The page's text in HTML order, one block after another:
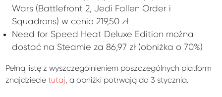
Wars (Battlefront 2, Jedi Fallen Order i
Squadrons) w cenie 219,50 zł
Need for Speed Heat Deluxe Edition można
dostać na Steamie za 86,97 zł (obniżka o 70%)
Pełną listę z wyszczególnieniem poszczególnych platform
znajdziecietutaj, a obniżki potrwają do 3 stycznia.